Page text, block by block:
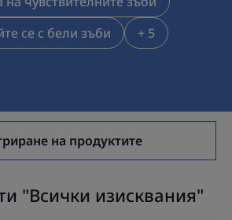
се с бели зъби
+ 5
на продуктите
"Всички изисквания"